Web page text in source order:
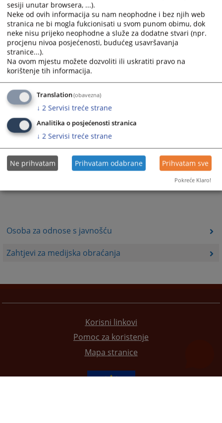
Osoba za odnose s javnošću
Zahtjevi za medijska obraćanja
Trenutno nema vijesti
Korisni linkovi
Pomoc za koristenje
Mapa stranice
sesiji unutar browsera, ...).
Neke od ovih informacija su nam neophodne i bez njih web
stranica ne bi mogla fukcionisati u svom punom obimu, dok
neke nisu prijeko neophodne a služe za dodatne stvari (npr.
procjenu nivoa posjećenosti, budućeg usavršavanja
stranice...).
Na ovom mjestu možete dozvoliti ili uskratiti pravo na
korištenje tih informacija.
Translation(obavezna)
↓ 2 Servisi treće strane
Analitika o posjećenosti stranica
↓ 2 Servisi treće strane
Ne prihvatam Prihvatam odabrane Prihvatam sve
Pokreće Klaro!